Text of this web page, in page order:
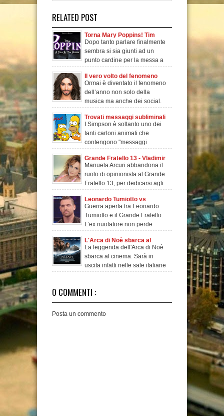
RELATED POST
Torna Mary Poppins! Tim
Burton a lavoro! Elena
Bonham Carter e Johnny
Depp nel cast!
Dopo tanto parlare finalmente
sembra si sia giunti ad un
punto cardine per la messa a
Il vero volto del fenomeno
televisivo dell'anno Conchita
Wurst
Ormai è diventato il fenomeno
dell’anno non solo della
musica ma anche dei social.
Trovati messaggi subliminali
nei Simpson- Guarda il video
I Simpson è soltanto uno dei
tanti cartoni animati che
contengono "messaggi
Grande Fratello 13 - Vladimir
Luxuria al posto di Manuela
Arcuri
Manuela Arcuri abbandona il
ruolo di opinionista al Grande
Fratello 13, per dedicarsi agli
Leonardo Tumiotto vs
Grande Fratello!
Guerra aperta tra Leonardo
Tumiotto e il Grande Fratello.
L’ex nuotatore non perde
L'Arca di Noè sbarca al
cinema! Trama e Trailer
La leggenda dell'Arca di Noè
sbarca al cinema. Sarà in
uscita infatti nelle sale italiane
0 COMMENTI :
Posta un commento